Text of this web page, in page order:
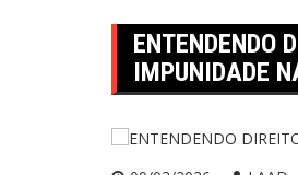
ENTENDENDO
IMPUNIDADE